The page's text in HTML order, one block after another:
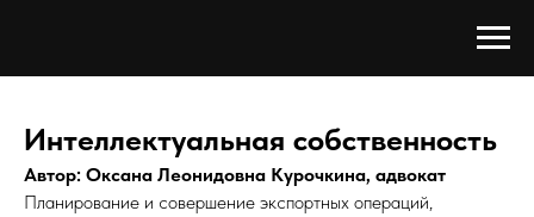
Интеллектуальная собственность
Автор: Оксана Леонидовна Курочкина, адвокат
Планирование и совершение экспортных операций,